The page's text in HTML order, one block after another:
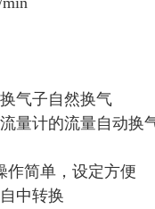
气子自然换气
量计的流量自动换
作简单，设定方便
中转换